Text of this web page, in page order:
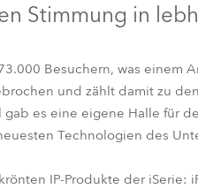
LTX WB iFORTE® LTX FS
Stimmung in
Besuchern, was einem
und zählt damit zu
es eine eigene Halle für
Technologien des
IP-Produkte der iSerie: